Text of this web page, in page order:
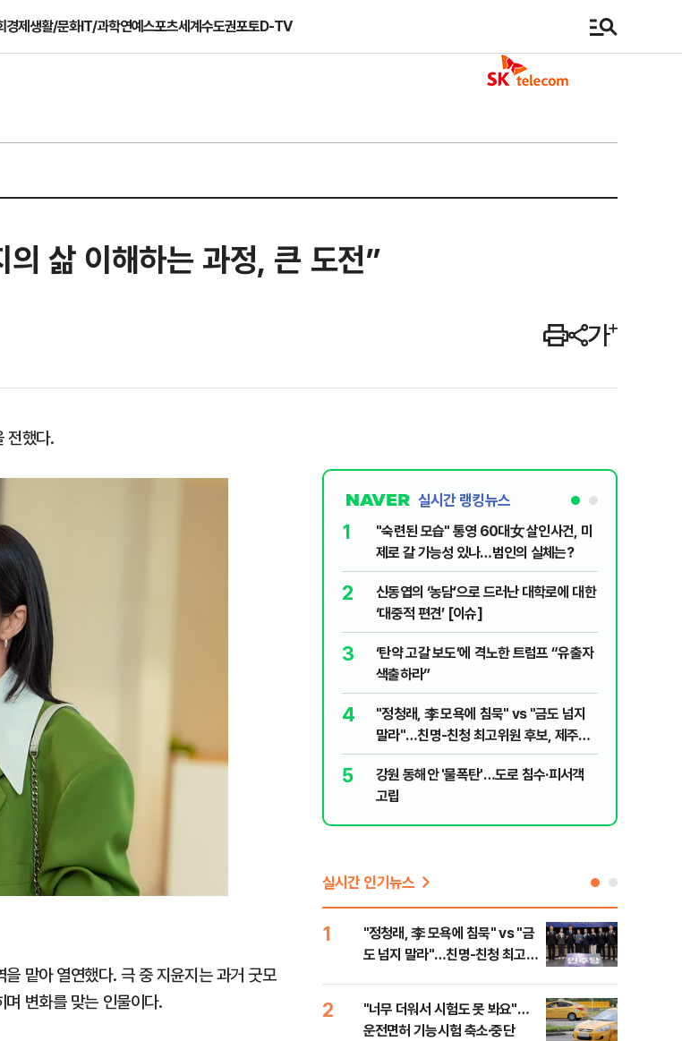
경제생활/문화IT/과학연예스포츠세계수도권포토D-TV
의 삶 이해하는 과정, 큰 도전”
전했다.
맡아 열연했다. 극 중 지윤지는 과거 굿모
변화를 맞는 인물이다.
실시간 랭킹뉴스
1
"숙련된 모습" 통영 60대女 살인사건, 미
제로 갈 가능성 있나…범인의 실체는?
2
신동엽의 ‘농담’으로 드러난 대학로에 대한
‘대중적 편견’ [이슈]
3
‘탄약 고갈 보도’에 격노한 트럼프 “유출자
색출하라”
4
"정청래, 李 모욕에 침묵" vs "금도 넘지
말라"…친명-친청 최고위원 후보, 제주서
격돌
5
강원 동해안 '물폭탄'…도로 침수·피서객
고립
실시간 인기뉴스
1
"정청래, 李 모욕에 침묵" vs "금
도 넘지 말라"…친명-친청 최고위
2
"너무 더워서 시험도 못 봐요"…
운전면허 기능시험 축소·중단